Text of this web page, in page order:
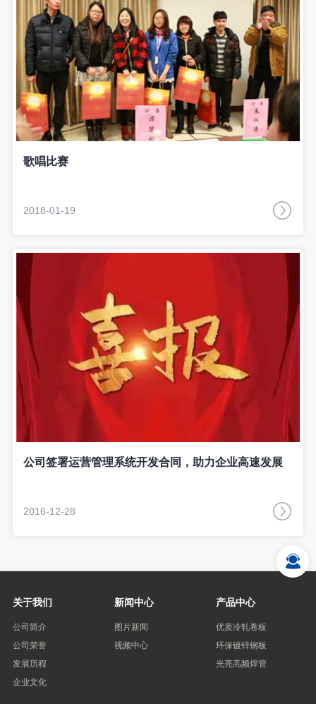
歌唱比赛
2018-01-19
公司签署运营管理系统开发合同，助力企业高速发展
2016-12-28
关于我们
公司简介
公司荣誉
发展历程
企业文化
新闻中心
图片新闻
视频中心
产品中心
优质冷轧卷板
环保镀锌钢板
光亮高频焊管